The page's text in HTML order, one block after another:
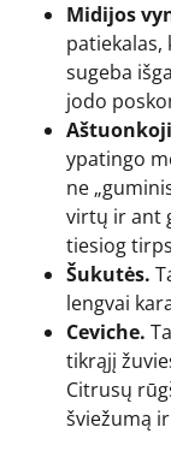
Midijos
patiekalas,
sugeba
jodo
ypatingo
ne
virtų ir ant
tiesiog
Šukutės.
lengvai
Ceviche.
tikrąjį
Citrusų
šviežumą